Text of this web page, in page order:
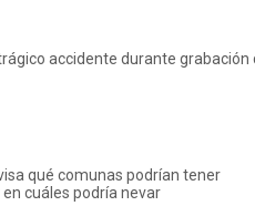
accidente durante grabación
qué comunas podrían tener
cuáles podría nevar